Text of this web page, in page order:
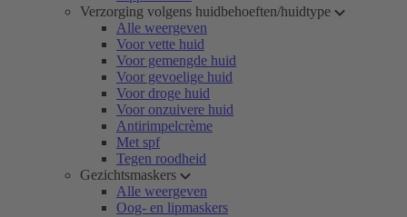
Verzorging volgens huidbehoeften/huidtype
Alle weergeven
Voor vette huid
Voor gemengde huid
Voor gevoelige huid
Voor droge huid
Voor onzuivere huid
Antirimpelcrème
Met spf
Tegen roodheid
Gezichtsmaskers
Alle weergeven
Oog- en lipmaskers